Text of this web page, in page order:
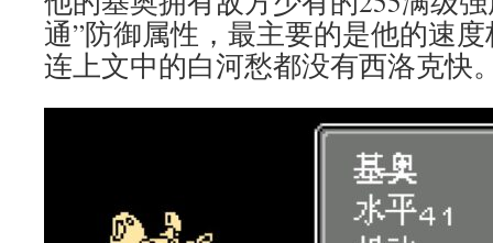
通”防御属性，最主要的是他的速
连上文中的白河愁都没有西洛克快